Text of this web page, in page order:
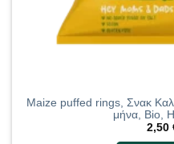
Maize puffed rings, Σνακ
μήνα, Bio,
2,50